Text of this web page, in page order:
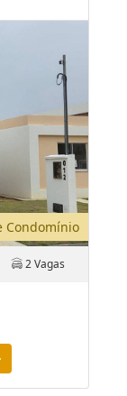
Condomínio
2 Vagas